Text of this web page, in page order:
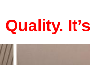
Quality.